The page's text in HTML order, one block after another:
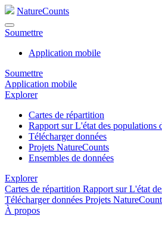
NatureCounts
Soumettre
Application mobile
Soumettre
Application mobile
Explorer
Cartes de répartition
Rapport sur L'état des populations
Télécharger données
Projets NatureCounts
Ensembles de données
Explorer
Cartes de répartition Rapport sur L'état
Télécharger données Projets
À propos